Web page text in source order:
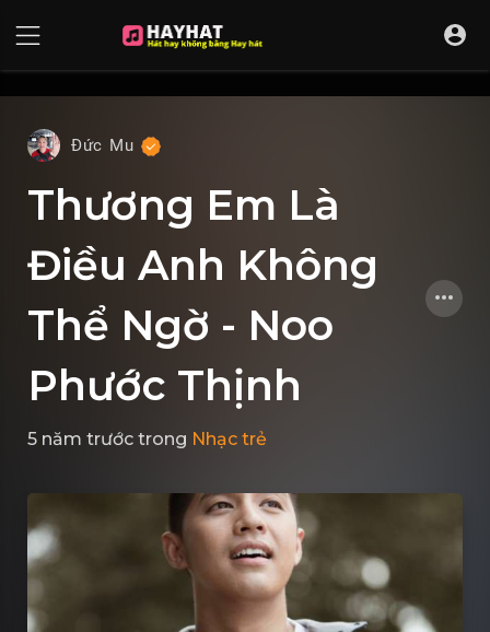
Đức Mu
Thương Em Là
Điều Anh Không
Thể Ngờ - Noo
Phước Thịnh
5 năm trước trong Nhạc trẻ